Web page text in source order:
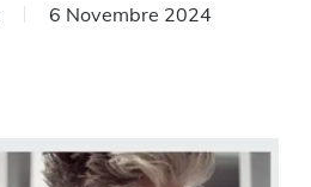
6 Novembre 2024